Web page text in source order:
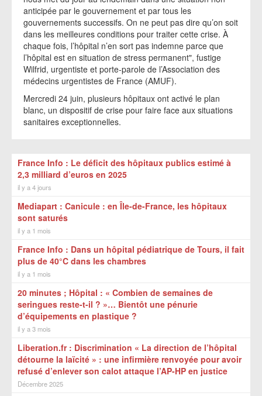
anticipée par le gouvernement et par tous les
gouvernements successifs. On ne peut pas dire qu’on soit
dans les meilleures conditions pour traiter cette crise. À
chaque fois, l’hôpital n’en sort pas indemne parce que
l’hôpital est en situation de stress permanent", fustige
Wilfrid, urgentiste et porte-parole de l’Association des
médecins urgentistes de France (AMUF).
Mercredi 24 juin, plusieurs hôpitaux ont activé le plan
blanc, un dispositif de crise pour faire face aux situations
sanitaires exceptionnelles.
France Info : Le déficit des hôpitaux publics estimé à
2,3 milliard d’euros en 2025
il y a 4 jours
Mediapart : Canicule : en Île-de-France, les hôpitaux
sont saturés
il y a 1 mois
France Info : Dans un hôpital pédiatrique de Tours, il fait
plus de 40°C dans les chambres
il y a 1 mois
20 minutes ; Hôpital : « Combien de semaines de
seringues reste-t-il ? »… Bientôt une pénurie
d’équipements en plastique ?
il y a 3 mois
Liberation.fr : Discrimination « La direction de l’hôpital
détourne la laïcité » : une infirmière renvoyée pour avoir
refusé d’enlever son calot attaque l’AP-HP en justice
Décembre 2025